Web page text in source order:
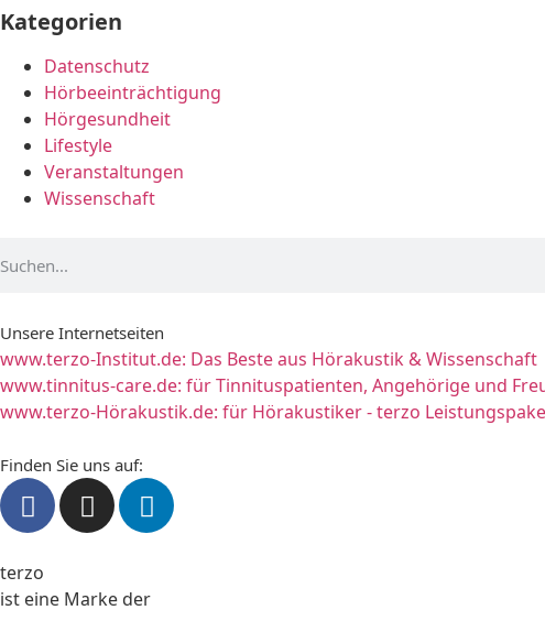
Kategorien
Datenschutz
Hörbeeinträchtigung
Hörgesundheit
Lifestyle
Veranstaltungen
Wissenschaft
Unsere Internetseiten
www.terzo-Institut.de: Das Beste aus Hörakustik & Wissenschaft
www.tinnitus-care.de: für Tinnituspatienten, Angehörige und
www.terzo-Hörakustik.de: für Hörakustiker - terzo
Finden Sie uns auf:
terzo
ist eine Marke der